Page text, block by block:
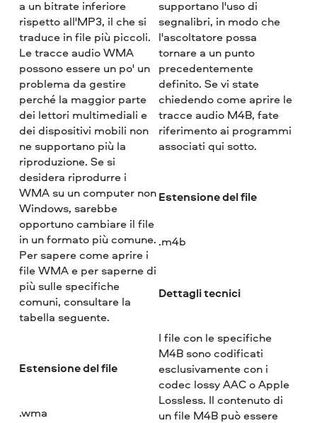
a un bitrate inferiore
rispetto all'MP3, il che si
traduce in file più piccoli.
Le tracce audio WMA
possono essere un po' un
problema da gestire
perché la maggior parte
dei lettori multimediali e
dei dispositivi mobili non
ne supportano più la
riproduzione. Se si
desidera riprodurre i
WMA su un computer non
Windows, sarebbe
opportuno cambiare il file
in un formato più comune.
Per sapere come aprire i
file WMA e per saperne di
più sulle specifiche
comuni, consultare la
tabella seguente.
Estensione del file
.wma
supportano l'uso di
segnalibri, in modo che
l'ascoltatore possa
tornare a un punto
precedentemente
definito. Se vi state
chiedendo come aprire le
tracce audio M4B, fate
riferimento ai programmi
associati qui sotto.
Estensione del file
.m4b
Dettagli tecnici
I file con le specifiche
M4B sono codificati
esclusivamente con i
codec lossy AAC o Apple
Lossless. Il contenuto di
un file M4B può essere